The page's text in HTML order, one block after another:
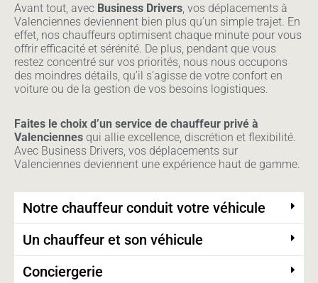
Avant tout, avec Business Drivers , vos déplacements à
Valenciennes deviennent bien plus qu’un simple trajet. En
effet, nos chauffeurs optimisent chaque minute pour vous
offrir efficacité et sérénité. De plus, pendant que vous
restez concentré sur vos priorités, nous nous occupons
des moindres détails, qu’il s’agisse de votre confort en
voiture ou de la gestion de vos besoins logistiques.
Faites le choix d’un service de chauffeur privé à
Valenciennes qui allie excellence, discrétion et flexibilité.
Avec Business Drivers, vos déplacements sur
Valenciennes deviennent une expérience haut de gamme.
Notre chauffeur conduit votre véhicule
Un chauffeur et son véhicule
Conciergerie